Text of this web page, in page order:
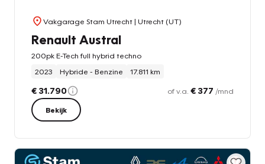
Vakgarage Stam Utrecht| Utrecht (UT)
Renault Austral
200pk E-Tech full hybrid techno
2023
Hybride - Benzine 17.811 km
€ 31.790 of v.a. € 377 /mnd
Bekijk